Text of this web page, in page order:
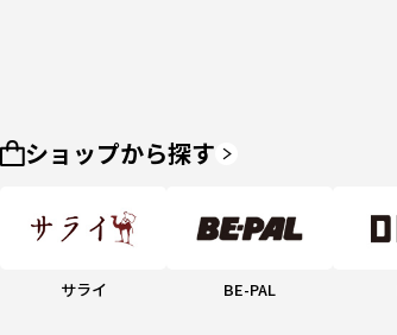
ショップから探す
サライ BE-PAL